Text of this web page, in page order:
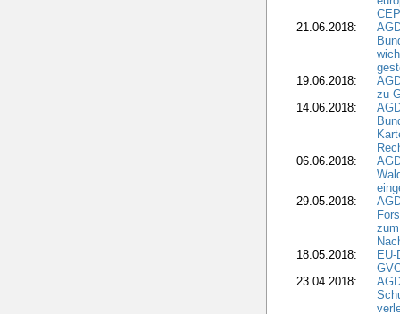
21.06.2018:
19.06.2018:
zu
14.06.2018:
06.06.2018:
29.05.2018:
18.05.2018:
23.04.2018: